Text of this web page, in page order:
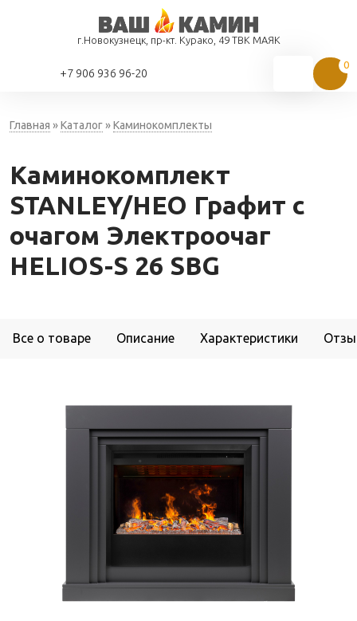
г.Новокузнецк, пр-кт. Курако, 49 ТВК МАЯК
+7 906 936 96-20
Главная »Каталог»Каминокомплекты
Каминокомплект
STANLEY/НЕО Графит с
очагом Электроочаг
HELIOS-S 26 SBG
Все о товаре Описание Характеристики